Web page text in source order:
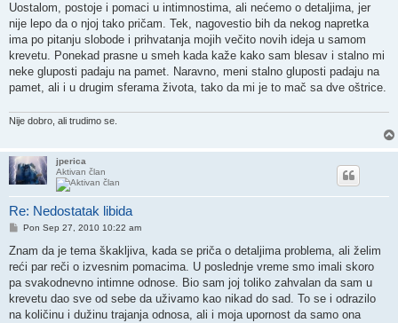
Uostalom, postoje i pomaci u intimnostima, ali nećemo o detaljima, jer
nije lepo da o njoj tako pričam. Tek, nagovestio bih da nekog napretka
ima po pitanju slobode i prihvatanja mojih večito novih ideja u samom
krevetu. Ponekad prasne u smeh kada kaže kako sam blesav i stalno mi
neke gluposti padaju na pamet. Naravno, meni stalno gluposti padaju na
pamet, ali i u drugim sferama života, tako da mi je to mač sa dve oštrice.
Nije dobro, ali trudimo se.
jperica
Aktivan član
Re: Nedostatak libida
Post
Pon Sep 27, 2010 10:22 am
Znam da je tema škakljiva, kada se priča o detaljima problema, ali želim
reći par reči o izvesnim pomacima. U poslednje vreme smo imali skoro
pa svakodnevno intimne odnose. Bio sam joj toliko zahvalan da sam u
krevetu dao sve od sebe da uživamo kao nikad do sad. To se i odrazilo
na količinu i dužinu trajanja odnosa, ali i moja upornost da samo ona